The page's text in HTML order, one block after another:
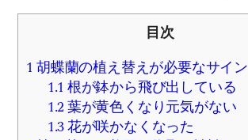
目次
1 胡蝶蘭の植え替えが必要なサイン
1.1 根が鉢から飛び出している
1.2葉が黄色くなり元気がない
1.3花が咲かなくなった